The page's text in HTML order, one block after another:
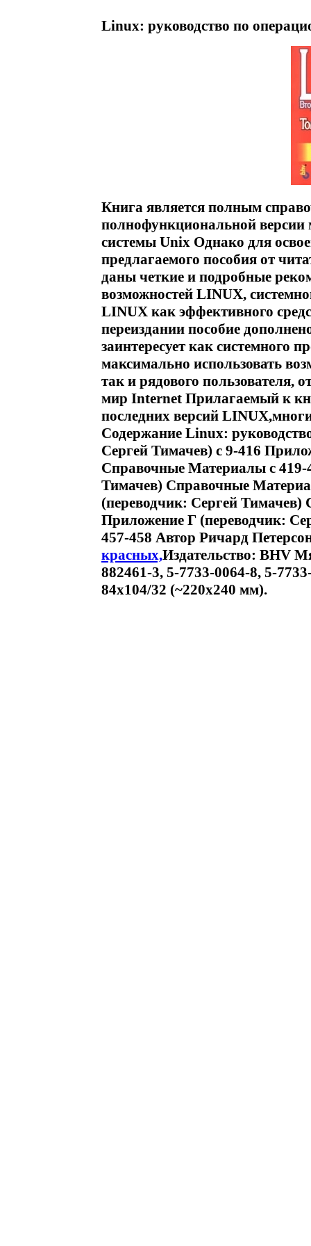
Linux: руководство по
Книга является полным
полнофункциональной
системы Unix Однако для
предлагаемого пособия от
даны четкие и подробные
возможностей LINUX,
LINUX как эффективного
переиздании пособие
заинтересует как системного
максимально использовать
так и рядового пользователя,
мир Internet Прилагаемый к
последних версий
Содержание Linux:
Сергей Тимачев) c 9-416
Справочные Материалы c 419-
Тимачев) Справочные
(переводчик: Сергей
Приложение Г (переводчик:
457-458 Автор Ричард
красных,Издательство: BHV
882461-3, 5-7733-0064-8, 5-
84x104/32 (~220x240 мм).